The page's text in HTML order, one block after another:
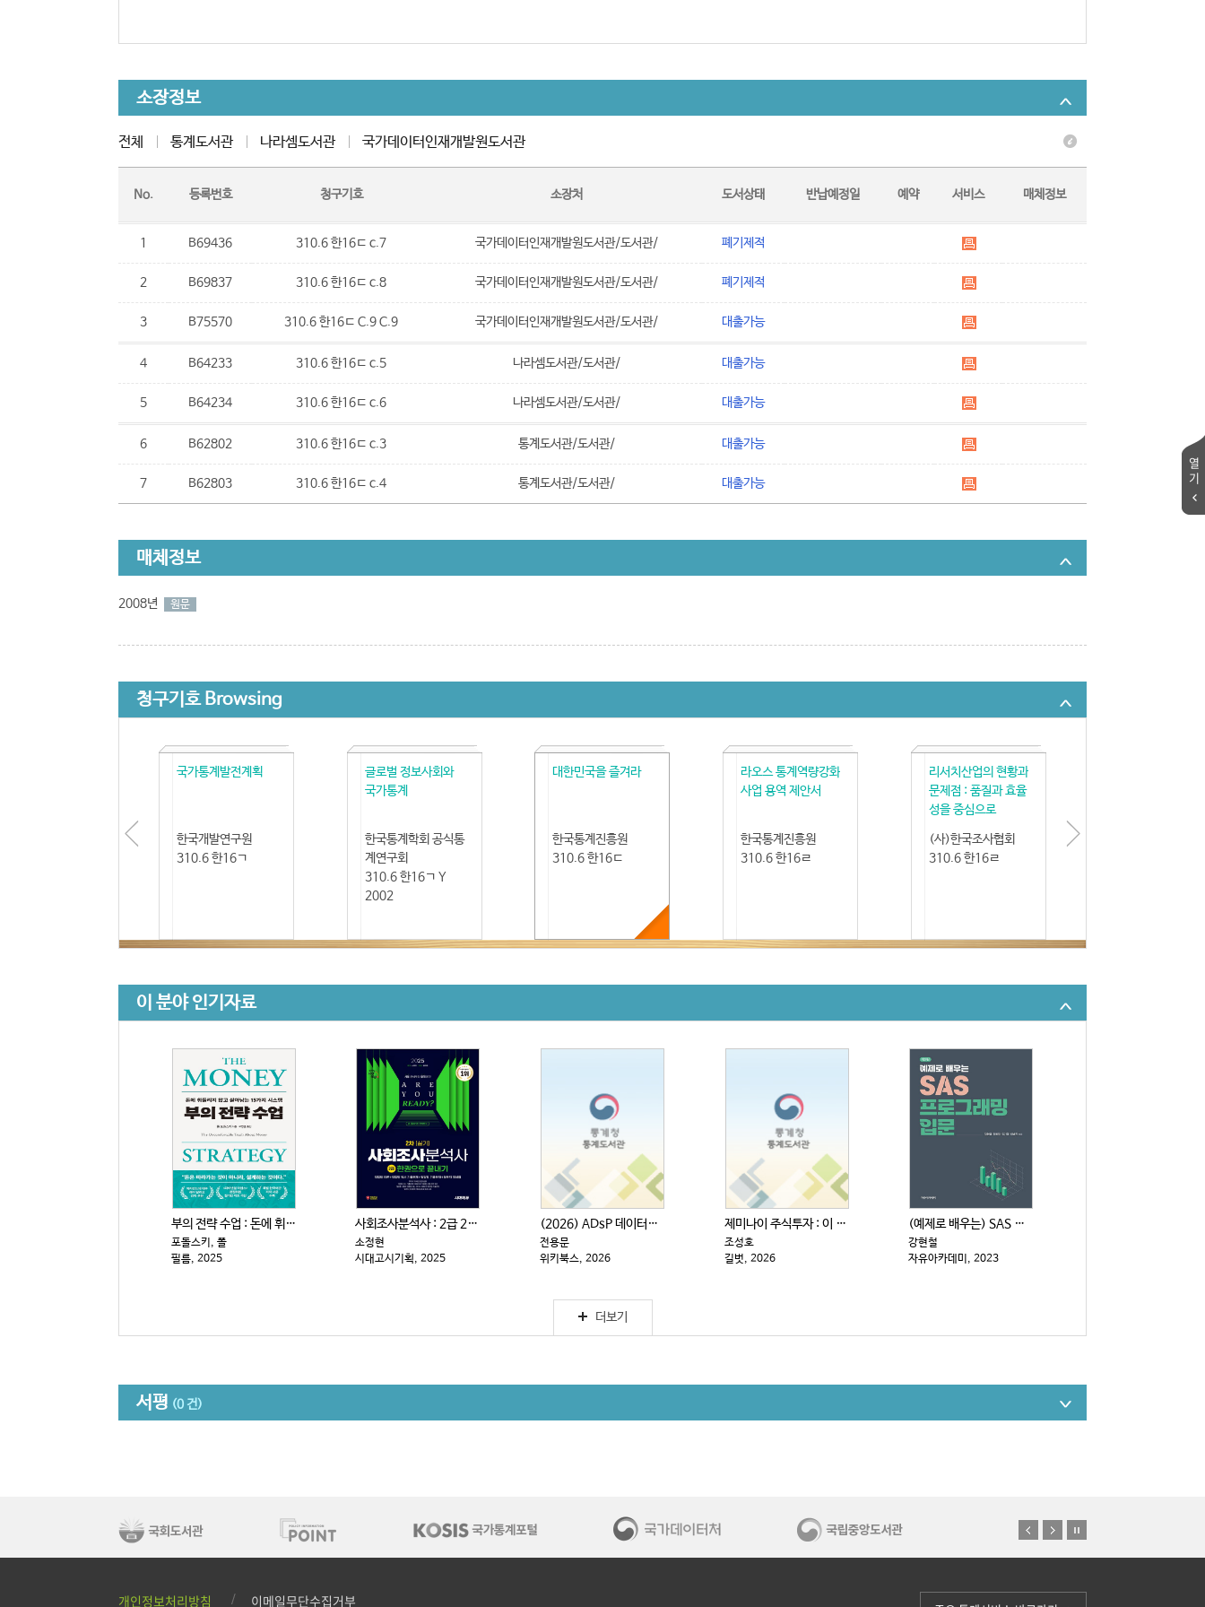
소장정보
전체 통계도서관 나라셈도서관 국가데이터인재개발원도서관
No. 등록번호 청구기호 소장처 도서상태 반납예정일 예약 서비스 매체정보
1 B69436 310.6 한16ㄷ c.7 국가데이터인재개발원도서관/도서관/ 폐기제적
2 B69837 310.6 한16ㄷ c.8 국가데이터인재개발원도서관/도서관/ 폐기제적
3 B75570 310.6 한16ㄷ C.9 C.9 국가데이터인재개발원도서관/도서관/ 대출가능
4 B64233 310.6 한16ㄷ c.5 나라셈도서관/도서관/ 대출가능
5 B64234 310.6 한16ㄷ c.6 나라셈도서관/도서관/ 대출가능
6 B62802 310.6 한16ㄷ c.3 통계도서관/도서관/ 대출가능
7 B62803 310.6 한16ㄷ c.4 통계도서관/도서관/ 대출가능
매체정보
2008년 원문
청구기호 Browsing
국가통계발전계획
한국개발연구원
310.6 한16ㄱ
글로벌 정보사회와
국가통계
한국통계학회 공식통
계연구회
310.6 한16ㄱ Y
2002
대한민국을 즐겨라
한국통계진흥원
310.6 한16ㄷ
라오스 통계역량강화
사업 용역 제안서
한국통계진흥원
310.6 한16ㄹ
리서치산업의 현황과
문제점 : 품질과 효율
성을 중심으로
(사)한국조사협회
310.6 한16ㄹ
이 분야 인기자료
부의 전략 수업 : 돈에 휘둘리지 않고 살아남는 15가...
포돌스키, 폴
필름, 2025
사회조사분석사 : 2급 2차|실기 : 한권으로 끝내기
소정현
시대고시기획, 2025
(2026) ADsP 데이터분석 준전문가 : 최신 기출...
전용문
위키북스, 2026
제미나이 주식투자 : 이 주식 살까, 말까?
조성호
길벗, 2026
(예제로 배우는) SAS 프로그래밍 입문 [제2판]
강현철
자유아카데미, 2023
더보기
서평 (0 건)
열
기
개인정보처리방침 이메일무단수집거부